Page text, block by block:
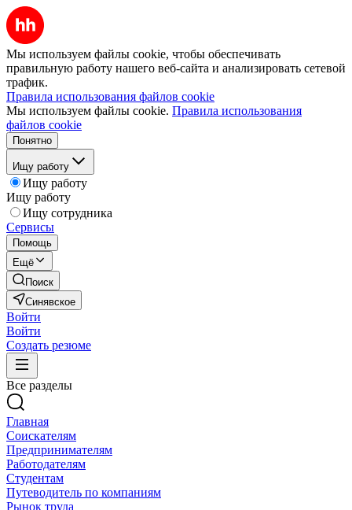
Мы используем файлы cookie, чтобы обеспечивать
правильную работу нашего веб-сайта и анализировать сетевой
трафик.
Правила использования файлов cookie
Мы используем файлы cookie. Правила использования
файлов cookie
Понятно
Ищу работу
Ищу работу
Ищу работу
Ищу сотрудника
Сервисы
Помощь
Ещё
Поиск
Синявское
Войти
Войти
Создать резюме
Все разделы
Главная
Соискателям
Предпринимателям
Работодателям
Студентам
Путеводитель по компаниям
Рынок труда